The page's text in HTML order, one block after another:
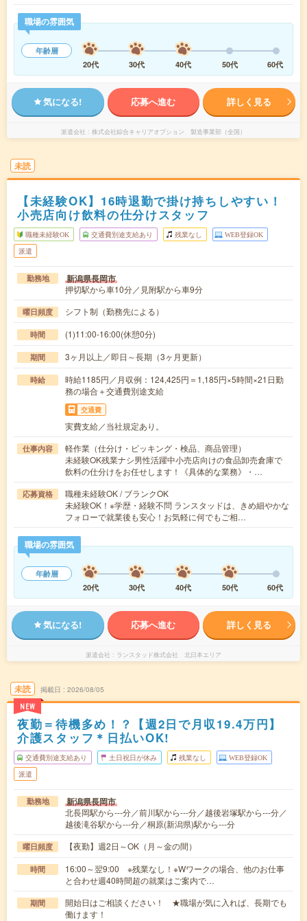
職場の雰囲気
年齢層
20代
30代 40代 50代 60代
気になる! 応募へ進む 詳しく見る
派遣会社 株式会社綜合キャリアオプション 製造事業部（全国）
未読
【未経験OK】16時退勤で掛け持ちしやすい！
小売店向け飲料の仕分けスタッフ
職種未経験OK 交通費別途支給あり 残業なし WEB登録OK
派遣
勤務地 新潟県長岡市
押切駅から車10分／見附駅から車9分
曜日頻度 シフト制（勤務先による）
時間 (1)11:00-16:00(休憩0分)
期間 3ヶ月以上／即日～長期（3ヶ月更新）
時給
時給1185円／月収例：124,425円＝1,185円×5時間×21日勤
務の場合＋交通費別途支給
交通費
実費支給／当社規定あり。
仕事内容
軽作業（仕分け・ピッキング・検品、商品管理）
未経験OK残業ナシ男性活躍中小売店向けの食品卸売倉庫で
飲料の仕分けをお任せします！《具体的な業務》・…
応募資格
職種未経験OK / ブランクOK
未経験OK！※学歴・経験不問 ランスタッドは、きめ細やかな
フォローで就業後も安心！お気軽に何でもご相…
職場の雰囲気
年齢層
20代
30代 40代 50代 60代
気になる! 応募へ進む 詳しく見る
派遣会社 ランスタッド株式会社 北日本エリア
未読
NEW
掲載日 2026/08/05
夜勤＝待機多め！？【週2日で月収19.4万円】
介護スタッフ＊日払いOK!
交通費別途支給あり 土日祝日が休み 残業なし WEB登録OK
派遣
勤務地 新潟県長岡市
北長岡駅から---分／前川駅から---分／越後岩塚駅から---分／
越後滝谷駅から---分／桐原(新潟県)駅から---分
曜日頻度 【夜勤】週2日～OK（月～金の間）
時間
16:00～翌9:00 ※残業なし！※Wワークの場合、他のお仕事
と合わせ週40時間超の就業はご案内で…
期間
開始日はご相談ください！ ★職場が気に入れば、長期でも
働けます！